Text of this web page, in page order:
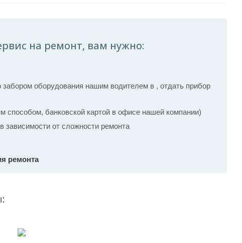
на ремонт, вам нужно:
оборудования нашим водителем в , отдать прибор
способом, банковской картой в офисе нашей компании)
зависимости от сложности ремонта
ремонта